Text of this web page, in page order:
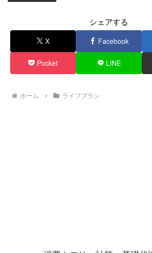
シェアする
X Facebook
Pocket LINE
ホーム ライフプラン